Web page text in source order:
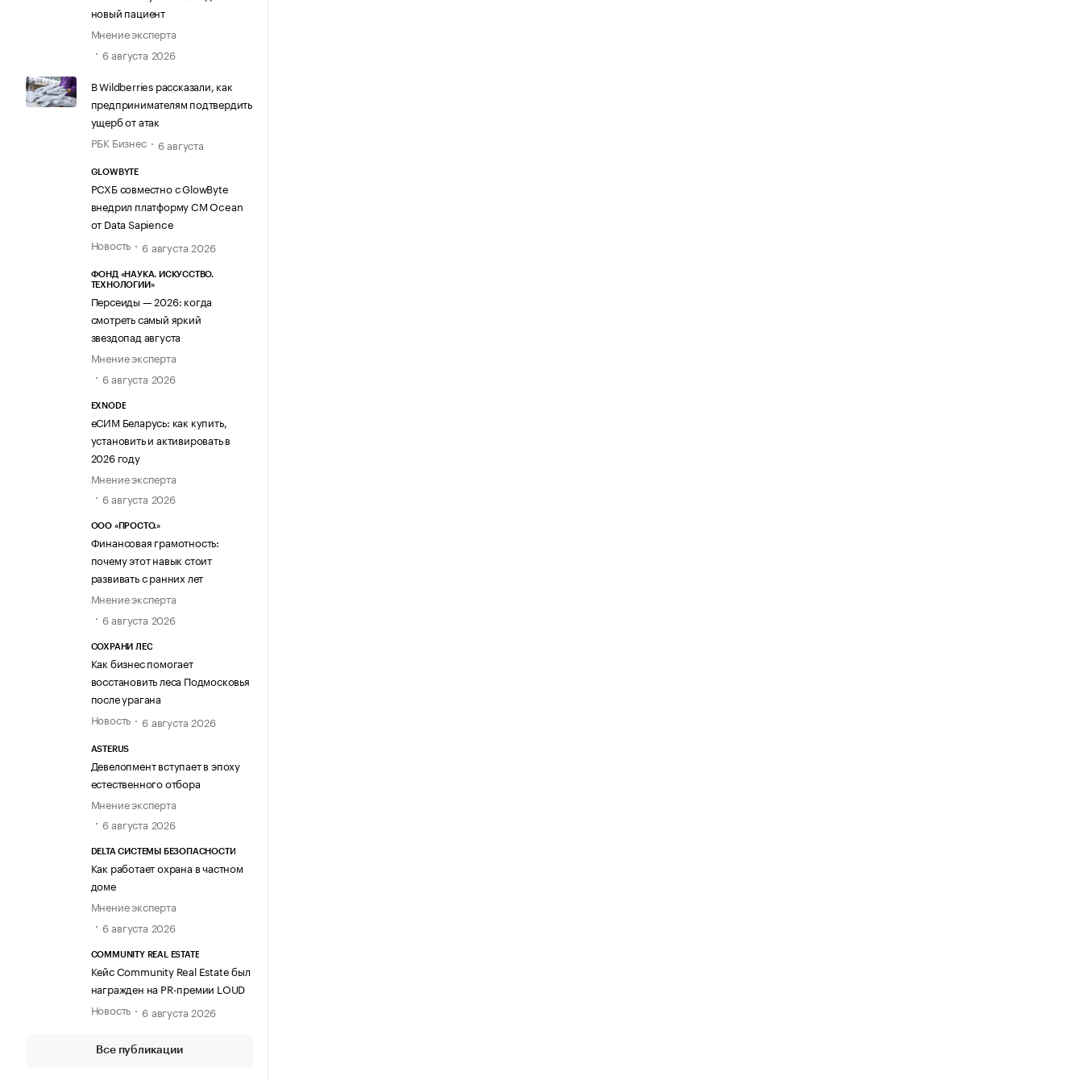
новый пациент
Мнение эксперта
6 августа 2026
В Wildberries рассказали, как
предпринимателям подтвердить
ущерб от атак
РБК Бизнес
6 августа
GLOWBYTE
РСХБ совместно с GlowByte
внедрил платформу CM Ocean
от Data Sapience
Новость
6 августа 2026
ФОНД «НАУКА. ИСКУССТВО.
ТЕХНОЛОГИИ»
Персеиды — 2026: когда
смотреть самый яркий
звездопад августа
Мнение эксперта
6 августа 2026
EXNODE
еСИМ Беларусь: как купить,
установить и активировать в
2026 году
Мнение эксперта
6 августа 2026
ООО «ПРОСТО.»
Финансовая грамотность:
почему этот навык стоит
развивать с ранних лет
Мнение эксперта
6 августа 2026
СОХРАНИ ЛЕС
Как бизнес помогает
восстановить леса Подмосковья
после урагана
Новость
6 августа 2026
ASTERUS
Девелопмент вступает в эпоху
естественного отбора
Мнение эксперта
6 августа 2026
DELTA СИСТЕМЫ БЕЗОПАСНОСТИ
Как работает охрана в частном
доме
Мнение эксперта
6 августа 2026
COMMUNITY REAL ESTATE
Кейс Community Real Estate был
награжден на PR-премии LOUD
Новость
6 августа 2026
Все публикации